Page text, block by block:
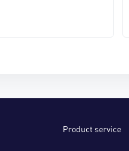
Product service